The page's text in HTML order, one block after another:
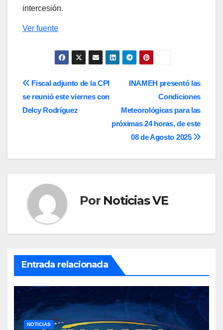
intercesión.
Ver fuente
Navegación
de
INAMEH presentó las
Condiciones
Meteorológicas para las
próximas 24 horas, de este
08 de Agosto 2025
Fiscal adjunto de la CPI
se reunió este viernes con
Delcy Rodríguez
Por Noticias VE
Entrada relacionada
NOTICIAS